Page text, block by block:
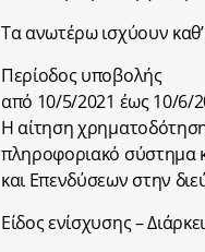
Τα ανωτέρω ισχύουν
Περίοδος υποβολής
από 10/5/2021 έως 10/6/
Η αίτηση
πληροφοριακό σύστημα
και Επενδύσεων στην
Είδος ενίσχυσης –